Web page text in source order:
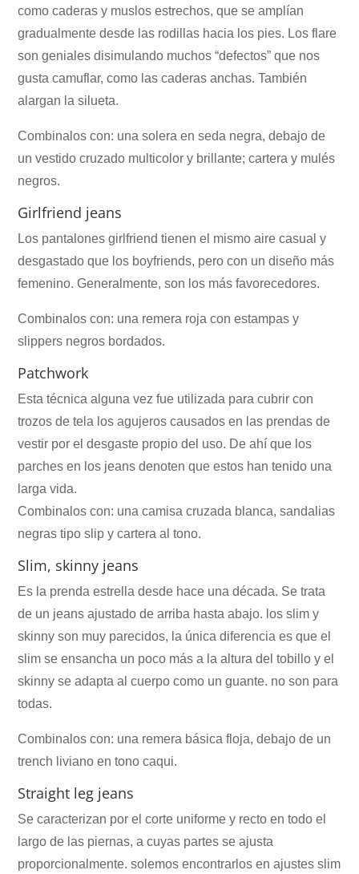
como caderas y muslos estrechos, que se amplían
gradualmente desde las rodillas hacia los pies. Los flare
son geniales disimulando muchos “defectos” que nos
gusta camuflar, como las caderas anchas. También
alargan la silueta.
Combinalos con: una solera en seda negra, debajo de
un vestido cruzado multicolor y brillante; cartera y mulés
negros.
Girlfriend jeans
Los pantalones girlfriend tienen el mismo aire casual y
desgastado que los boyfriends, pero con un diseño más
femenino. Generalmente, son los más favorecedores.
Combinalos con: una remera roja con estampas y
slippers negros bordados.
Patchwork
Esta técnica alguna vez fue utilizada para cubrir con
trozos de tela los agujeros causados en las prendas de
vestir por el desgaste propio del uso. De ahí que los
parches en los jeans denoten que estos han tenido una
larga vida.
Combinalos con: una camisa cruzada blanca, sandalias
negras tipo slip y cartera al tono.
Slim, skinny jeans
Es la prenda estrella desde hace una década. Se trata
de un jeans ajustado de arriba hasta abajo. los slim y
skinny son muy parecidos, la única diferencia es que el
slim se ensancha un poco más a la altura del tobillo y el
skinny se adapta al cuerpo como un guante. no son para
todas.
Combinalos con: una remera básica floja, debajo de un
trench liviano en tono caqui.
Straight leg jeans
Se caracterizan por el corte uniforme y recto en todo el
largo de las piernas, a cuyas partes se ajusta
proporcionalmente. solemos encontrarlos en ajustes slim